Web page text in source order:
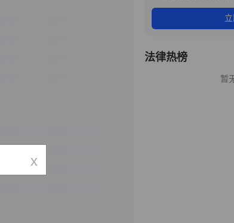
法律热榜
暂
x